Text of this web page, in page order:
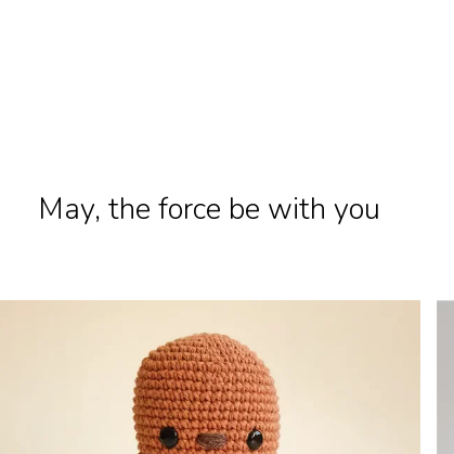
May, the force be with you